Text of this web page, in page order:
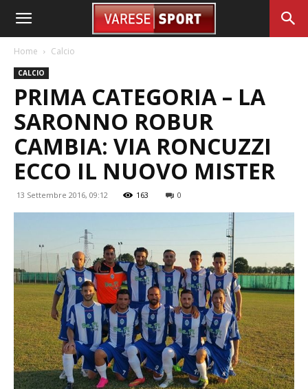
Home Calcio
CALCIO
PRIMA CATEGORIA – LA
SARONNO ROBUR
CAMBIA: VIA RONCUZZI
ECCO IL NUOVO MISTER
13 Settembre 2016, 09:12 163 0